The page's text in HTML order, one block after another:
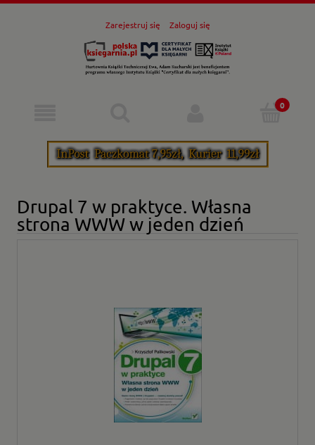
Zarejestruj się Zaloguj się
Drupal 7 w praktyce. Własna
strona WWW w jeden dzień